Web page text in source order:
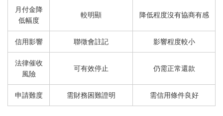
月付金降
低幅度
較明顯 降低程度沒有協商有感
信用影響 聯徵會註記 影響程度較小
法律催收
風險
可有效停止 仍需正常還款
申請難度 需財務困難證明 需信用條件良好